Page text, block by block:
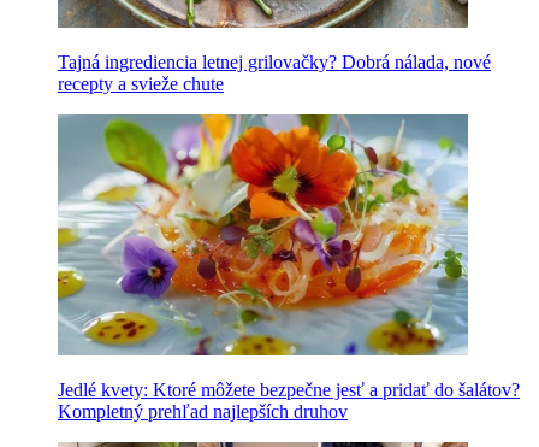
Tajná ingrediencia letnej grilovačky? Dobrá nálada, nové
recepty a svieže chute
Jedlé kvety: Ktoré môžete bezpečne jesť a pridať do šalátov?
Kompletný prehľad najlepších druhov